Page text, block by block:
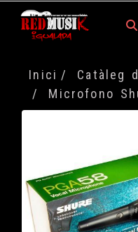
Inici
Catàleg
Microfono